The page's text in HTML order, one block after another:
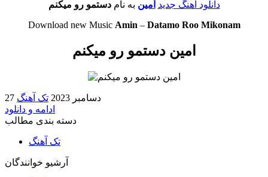
دانلود آهنگ جدید امین به نامدستمو رو میکنم
Download new Music Amin – Datamo Roo Mikonam
امین دستمو رو میکنم
27 دسامبر 2023
تک آهنگ
ادامه و دانلود
دسته بندی مطالب
تک آهنگ
آرشیو خوانندگان